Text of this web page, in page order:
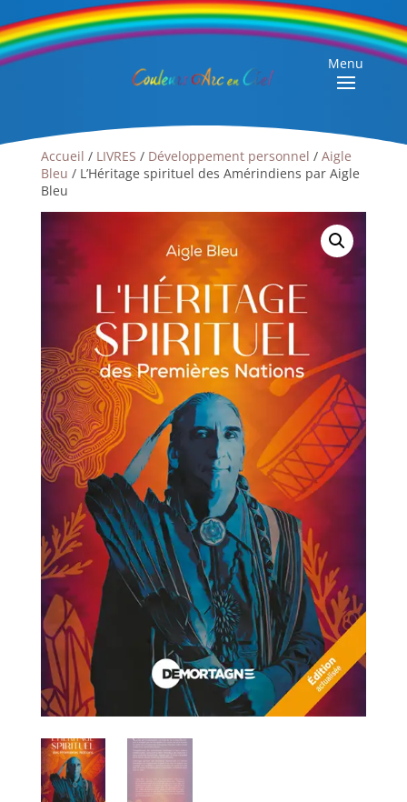
Menu
Accueil / LIVRES / Développement personnel / Aigle
Bleu / L’Héritage spirituel des Amérindiens par Aigle
Bleu